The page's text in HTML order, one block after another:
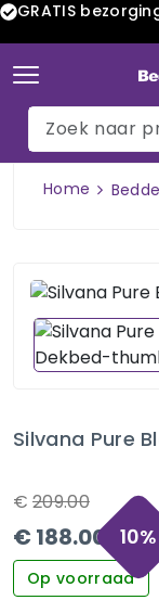
GRATIS
Home
Silvana Pure
€ 209.00
€ 188.00 10%
Op voorraad